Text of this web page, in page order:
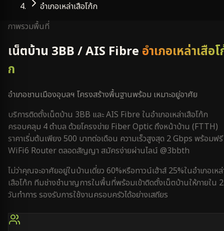
อำเภอเหล่าเสือโก้ก
ภาพรวมพื้นที่
เน็ตบ้าน 3BB / AIS Fibre อำเภอเหล่าเสือ
ก
อำเภอชานเมืองอุบลฯ โครงสร้างพื้นฐานพร้อม เหมาะอยู่อาศัย
บริการติดตั้งเน็ตบ้าน 3BB และ AIS Fibre ในอำเภอเหล่าเสือโก้ก
ครอบคลุม 4 ตำบล ด้วยโครงข่าย Fiber Optic ถึงหน้าบ้าน (FTTH)
ราคาเริ่มต้นเพียง 500 บาทต่อเดือน ความเร็วสูงสุด 2 Gbps พร้อมฟรี
WiFi6 Router ตลอดสัญญา สมัครง่ายผ่านไลน์ @3bbth
ไม่ว่าคุณจะอาศัยอยู่ในบ้านเดี่ยว 60%หรือทาวน์เฮ้าส์ 25%ในอำเภอเห
เสือโก้ก ทีมช่างชำนาญการในพื้นที่พร้อมเข้าติดตั้งเน็ตบ้านให้ภายใน
วันทำการ รองรับการใช้งานครอบครัวได้อย่างเสถียร